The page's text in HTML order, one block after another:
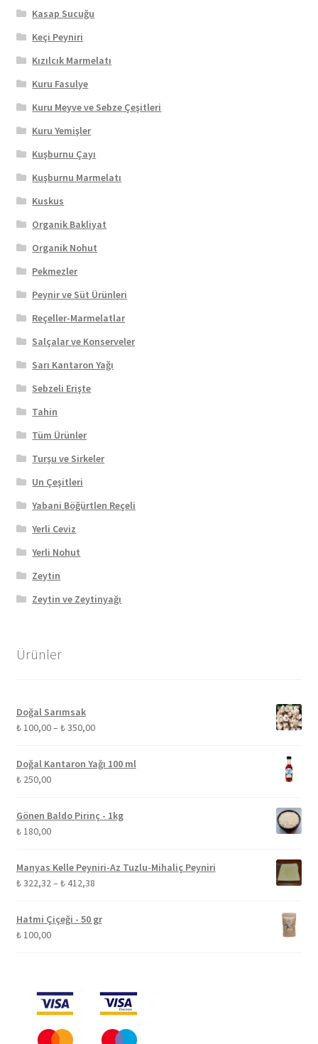
Kasap Sucuğu
Keçi Peyniri
Kızılcık Marmelatı
Kuru Fasulye
Kuru Meyve ve Sebze Çeşitleri
Kuru Yemişler
Kuşburnu Çayı
Kuşburnu Marmelatı
Kuskus
Organik Bakliyat
Organik Nohut
Pekmezler
Peynir ve Süt Ürünleri
Reçeller-Marmelatlar
Salçalar ve Konserveler
Sarı Kantaron Yağı
Sebzeli Erişte
Tahin
Tüm Ürünler
Turşu ve Sirkeler
Un Çeşitleri
Yabani Böğürtlen Reçeli
Yerli Ceviz
Yerli Nohut
Zeytin
Zeytin ve Zeytinyağı
Ürünler
Doğal Sarımsak
₺100,00– ₺350,00Fiyat
₺ 100,00
Doğal Kantaron Yağı 100 ml
₺250,00
Gönen Baldo Pirinç - 1kg
₺180,00
Manyas Kelle Peyniri-Az Tuzlu-Mihaliç Peyniri
₺322,32– ₺412,38Fiyat
-
Hatmi Çiçeği - 50 gr
₺100,00